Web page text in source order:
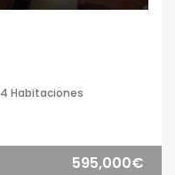
4 Habitaciones
595,000€